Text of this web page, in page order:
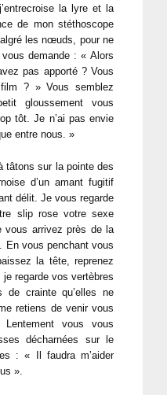
la lyre et la
de mon stéthoscope
les nœuds, pour ne
demande : « Alors
pas apporté ? Vous
? » Vous semblez
gloussement vous
tôt. Je n’ai pas envie
entre nous. »
tâtons sur la pointe des
d’un amant fugitif
délit. Je vous regarde
slip rose votre sexe
vous arrivez près de la
En vous penchant vous
la tête, reprenez
regarde vos vertèbres
de crainte qu’elles ne
retiens de venir vous
Lentement vous vous
décharnées sur le
: « Il faudra m’aider
».